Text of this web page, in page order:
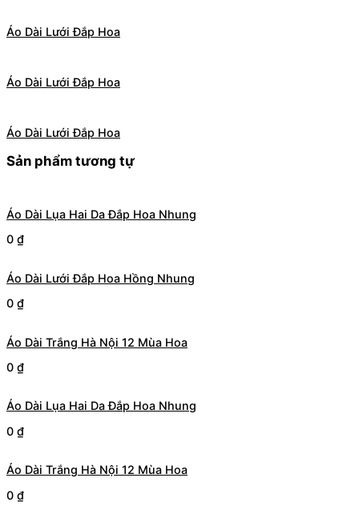
Áo Dài Lưới Đắp Hoa
Áo Dài Lưới Đắp Hoa
Áo Dài Lưới Đắp Hoa
Sản phẩm tương tự
Áo Dài Lụa Hai Da Đắp Hoa Nhung
0 ₫
Áo Dài Lưới Đắp Hoa Hồng Nhung
0 ₫
Áo Dài Trắng Hà Nội 12 Mùa Hoa
0 ₫
Áo Dài Lụa Hai Da Đắp Hoa Nhung
0 ₫
Áo Dài Trắng Hà Nội 12 Mùa Hoa
0 ₫